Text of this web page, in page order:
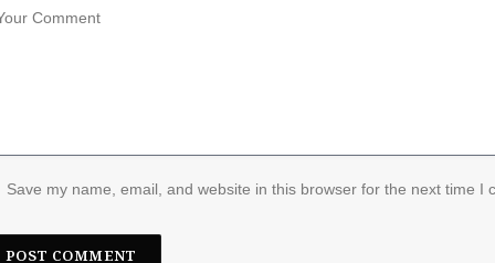
Save my name, email, and website in this browser for the next time I